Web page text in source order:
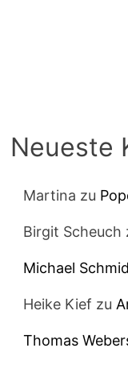
Neueste
Martina zu
Birgit Scheuch
Michael
Heike Kief zu
Thomas